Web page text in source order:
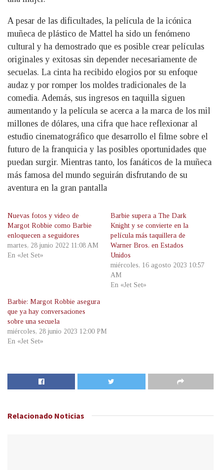
A pesar de las dificultades, la película de la icónica
muñeca de plástico de Mattel ha sido un fenómeno
cultural y ha demostrado que es posible crear películas
originales y exitosas sin depender necesariamente de
secuelas. La cinta ha recibido elogios por su enfoque
audaz y por romper los moldes tradicionales de la
comedia. Además, sus ingresos en taquilla siguen
aumentando y la película se acerca a la marca de los mil
millones de dólares, una cifra que hace reflexionar al
estudio cinematográfico que desarrollo el filme sobre el
futuro de la franquicia y las posibles oportunidades que
puedan surgir. Mientras tanto, los fanáticos de la muñeca
más famosa del mundo seguirán disfrutando de su
aventura en la gran pantalla
Nuevas fotos y video de
Margot Robbie como Barbie
enloquecen a seguidores
martes, 28 junio 2022 11:08 AM
En «Jet Set»
Barbie supera a The Dark
Knight y se convierte en la
película más taquillera de
Warner Bros. en Estados
Unidos
miércoles, 16 agosto 2023 10:57
AM
En «Jet Set»
Barbie: Margot Robbie asegura
que ya hay conversaciones
sobre una secuela
miércoles, 28 junio 2023 12:00 PM
En «Jet Set»
Relacionado Noticias